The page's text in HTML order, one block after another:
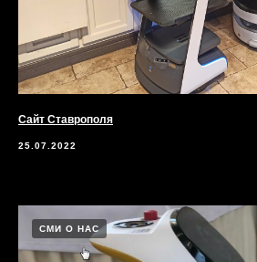
Сайт Ставрополя
25.07.2022
СМИ О НАС